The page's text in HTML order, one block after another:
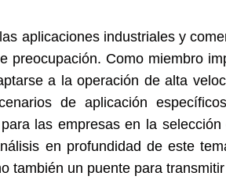
aplicaciones industriales y
preocupación. Como miembro
a la operación de alta
de aplicación
las empresas en la
en profundidad de este
también un puente para